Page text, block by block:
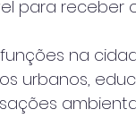
para receber
funções na
urbanos,